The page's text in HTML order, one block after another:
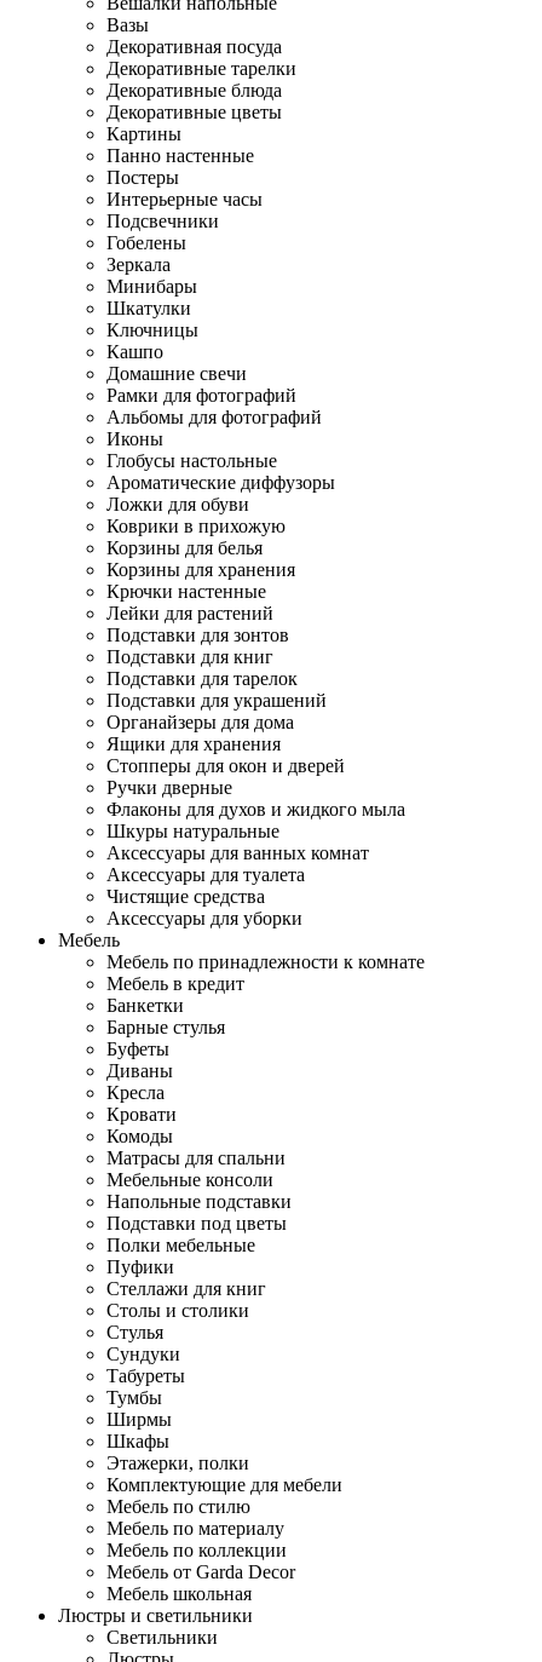
Вазы
Декоративная посуда
Декоративные тарелки
Декоративные блюда
Декоративные цветы
Картины
Панно настенные
Постеры
Интерьерные часы
Подсвечники
Гобелены
Зеркала
Минибары
Шкатулки
Ключницы
Кашпо
Домашние свечи
Рамки для фотографий
Альбомы для фотографий
Иконы
Глобусы настольные
Ароматические диффузоры
Ложки для обуви
Коврики в прихожую
Корзины для белья
Корзины для хранения
Крючки настенные
Лейки для растений
Подставки для зонтов
Подставки для книг
Подставки для тарелок
Подставки для украшений
Органайзеры для дома
Ящики для хранения
Стопперы для окон и дверей
Ручки дверные
Флаконы для духов и жидкого мыла
Шкуры натуральные
Аксессуары для ванных комнат
Аксессуары для туалета
Чистящие средства
Аксессуары для уборки
Мебель
Мебель по принадлежности к комнате
Мебель в кредит
Банкетки
Барные стулья
Буфеты
Диваны
Кресла
Кровати
Комоды
Матрасы для спальни
Мебельные консоли
Напольные подставки
Подставки под цветы
Полки мебельные
Пуфики
Стеллажи для книг
Столы и столики
Стулья
Сундуки
Табуреты
Тумбы
Ширмы
Шкафы
Этажерки, полки
Комплектующие для мебели
Мебель по стилю
Мебель по материалу
Мебель по коллекции
Мебель от Garda Decor
Мебель школьная
Люстры и светильники
Светильники